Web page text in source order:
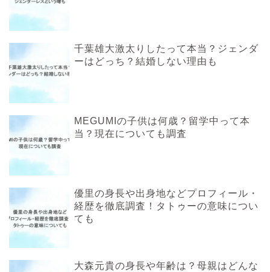
千葉雄大激太りしたって本当？ジェンダ
ーはどっち？結婚しない理由も
MEGUMIの子供は何歳？留学中って本
当？現在についても調査
優里の身長や出身地などプロフィール・
経歴を徹底調査！タトゥーの意味につい
ても
大森元貴の身長や年齢は？母親はどんな